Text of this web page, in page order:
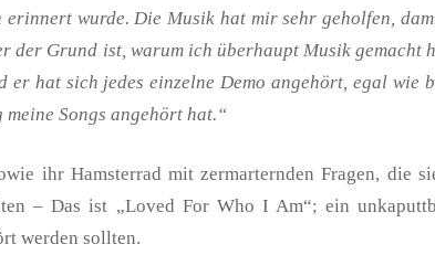
wurde. Die Musik hat mir sehr geholfen,
der Grund ist, warum ich überhaupt Musik gemacht
hat sich jedes einzelne Demo angehört, egal wie
meine Songs angehört hat.“
ihr Hamsterrad mit zermarternden Fragen, die
– Das ist „Loved For Who I Am“; ein
werden sollten.